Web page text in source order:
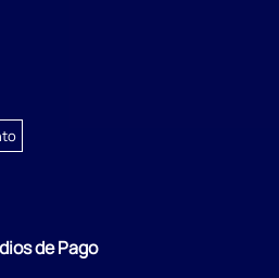
de Pago